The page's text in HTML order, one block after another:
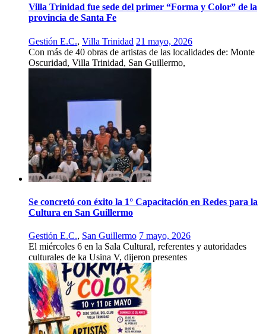
Villa Trinidad fue sede del primer “Forma y Color” de la
provincia de Santa Fe
Gestión E.C., Villa Trinidad 21 mayo, 2026
Con más de 40 obras de artistas de las localidades de: Monte
Oscuridad, Villa Trinidad, San Guillermo,
Se concretó con éxito la 1° Capacitación en Redes para la
Cultura en San Guillermo
Gestión E.C., San Guillermo 7 mayo, 2026
El miércoles 6 en la Sala Cultural, referentes y autoridades
culturales de ka Usina V, dijeron presentes